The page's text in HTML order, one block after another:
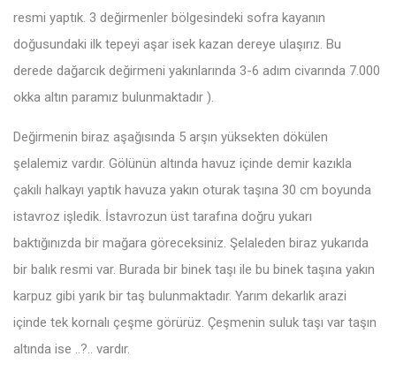
resmi yaptık. 3 değirmenler bölgesindeki sofra kayanın
doğusundaki ilk tepeyi aşar isek kazan dereye ulaşırız. Bu
derede dağarcık değirmeni yakınlarında 3-6 adım civarında 7.000
okka altın paramız bulunmaktadır ).
Değirmenin biraz aşağısında 5 arşın yüksekten dökülen
şelalemiz vardır. Gölünün altında havuz içinde demir kazıkla
çakılı halkayı yaptık havuza yakın oturak taşına 30 cm boyunda
istavroz işledik. İstavrozun üst tarafına doğru yukarı
baktığınızda bir mağara göreceksiniz. Şelaleden biraz yukarıda
bir balık resmi var. Burada bir binek taşı ile bu binek taşına yakın
karpuz gibi yarık bir taş bulunmaktadır. Yarım dekarlık arazi
içinde tek kornalı çeşme görürüz. Çeşmenin suluk taşı var taşın
altında ise ..?.. vardır.